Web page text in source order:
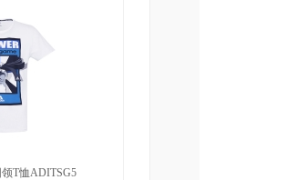
领T恤ADITSG5